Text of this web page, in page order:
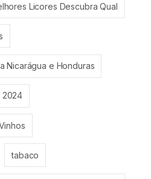
Licores Descubra Qual
Nicarágua e Honduras
2024
tabaco